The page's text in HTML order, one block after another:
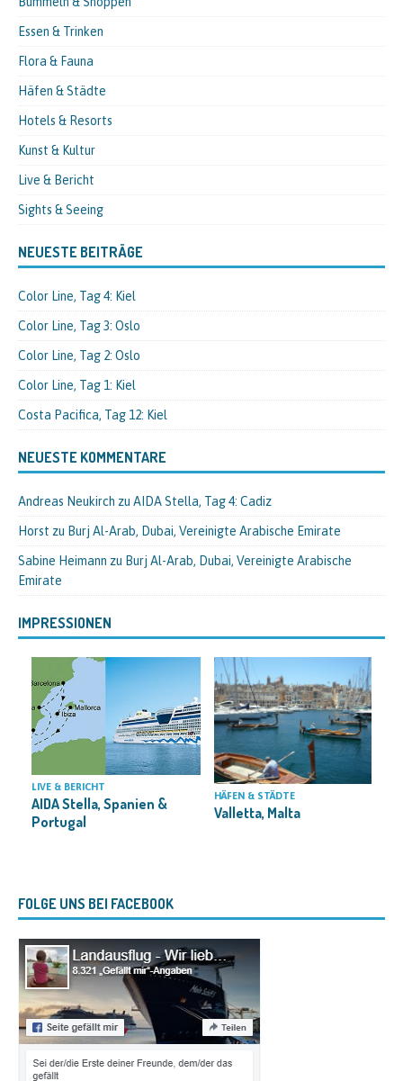
Essen & Trinken
Flora & Fauna
Häfen & Städte
Hotels & Resorts
Kunst & Kultur
Live & Bericht
Sights & Seeing
NEUESTE BEITRÄGE
Color Line, Tag 4: Kiel
Color Line, Tag 3: Oslo
Color Line, Tag 2: Oslo
Color Line, Tag 1: Kiel
Costa Pacifica, Tag 12: Kiel
NEUESTE KOMMENTARE
Andreas Neukirch zuAIDA Stella, Tag 4: Cadiz
Horst zu Burj Al-Arab, Dubai, Vereinigte Arabische Emirate
Sabine Heimann zu Burj Al-Arab, Dubai, Vereinigte Arabische
Emirate
IMPRESSIONEN
LIVE & BERICHT
AIDA Stella, Spanien &
Portugal
HÄFEN & STÄDTE
Valletta, Malta
FOLGE UNS BEI FACEBOOK